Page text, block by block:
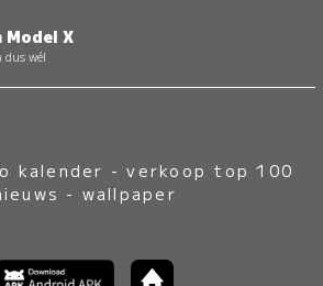
Model X
wél
kalender -verkoop top 100
- wallpaper